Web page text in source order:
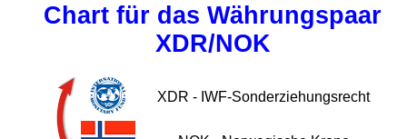
Chart für das Währungspaar
XDR/NOK
XDR - IWF-Sonderziehungsrecht